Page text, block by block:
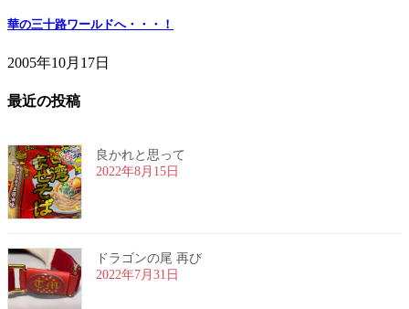
華の三十路ワールドへ・・・！
2005年10月17日
最近の投稿
良かれと思って
2022年8月15日
ドラゴンの尾 再び
2022年7月31日